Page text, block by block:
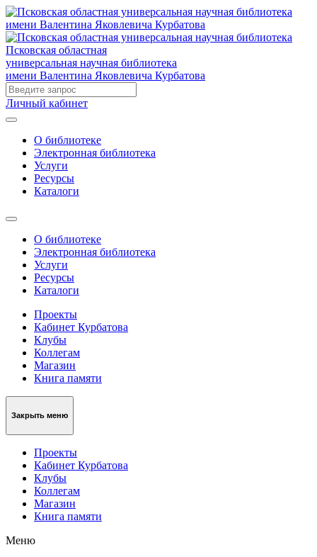
Псковская областная
универсальная научная библиотека
имени Валентина Яковлевича Курбатова
Личный кабинет
О библиотеке
Электронная библиотека
Услуги
Ресурсы
Каталоги
О библиотеке
Электронная библиотека
Услуги
Ресурсы
Каталоги
Проекты
Кабинет Курбатова
Клубы
Коллегам
Магазин
Книга памяти
Закрыть меню
Проекты
Кабинет Курбатова
Клубы
Коллегам
Магазин
Книга памяти
Меню